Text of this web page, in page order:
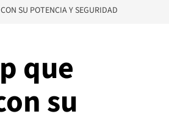
SU POTENCIA Y SEGURIDAD
que
su